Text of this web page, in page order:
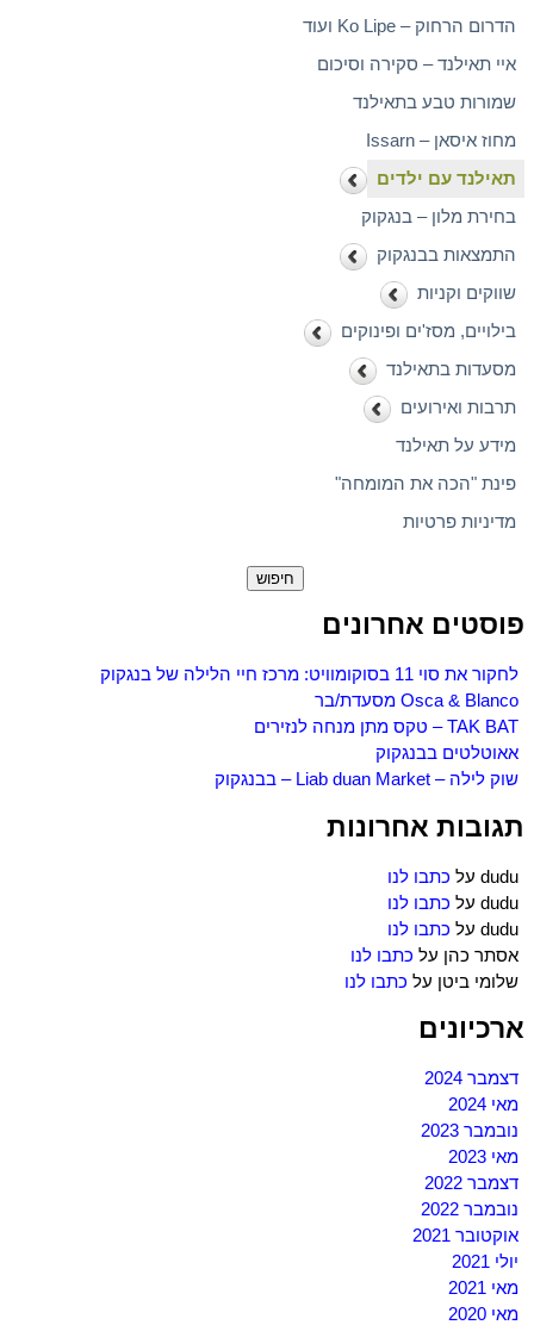
הדרום הרחוק – Ko Lipe ועוד
איי תאילנד – סקירה וסיכום
שמורות טבע בתאילנד
מחוז איסאן – Issarn
תאילנד עם ילדים
בחירת מלון – בנגקוק
התמצאות בבנגקוק
שווקים וקניות
בילויים, מסז'ים ופינוקים
מסעדות בתאילנד
תרבות ואירועים
מידע על תאילנד
פינת "הכה את המומחה"
מדיניות פרטיות
פוסטים אחרונים
לחקור את סוי 11 בסוקומוויט: מרכז חיי הלילה של בנגקוק
Osca & Blanco מסעדת/בר
TAK BAT – טקס מתן מנחה לנזירים
אאוטלטים בבנגקוק
שוק לילה – Liab duan Market – בבנגקוק
תגובות אחרונות
dudu על כתבו לנו
dudu על כתבו לנו
dudu על כתבו לנו
אסתר כהן על כתבו לנו
שלומי ביטן על כתבו לנו
ארכיונים
דצמבר 2024
מאי 2024
נובמבר 2023
מאי 2023
דצמבר 2022
נובמבר 2022
אוקטובר 2021
יולי 2021
מאי 2021
מאי 2020